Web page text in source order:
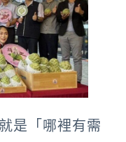
是「哪裡有需